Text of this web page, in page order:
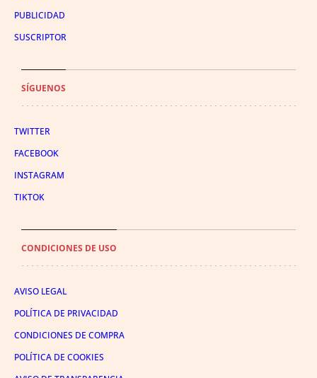
PUBLICIDAD
SUSCRIPTOR
SÍGUENOS
TWITTER
FACEBOOK
INSTAGRAM
TIKTOK
CONDICIONES DE USO
AVISO LEGAL
POLÍTICA DE PRIVACIDAD
CONDICIONES DE COMPRA
POLÍTICA DE COOKIES